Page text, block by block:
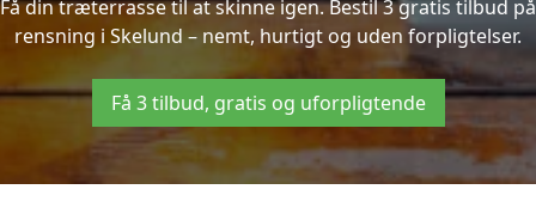
Få din træterrasse til at skinne igen. Bestil 3 gratis tilbud på
rensning i Skelund – nemt, hurtigt og uden forpligtelser.
Få 3 tilbud, gratis og uforpligtende